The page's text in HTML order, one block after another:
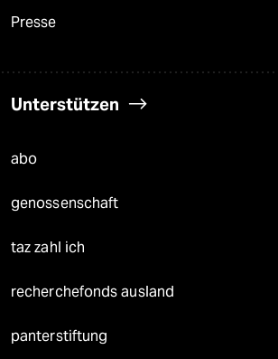
Presse
Unterstützen
abo
genossenschaft
taz zahl ich
recherchefonds ausland
panterstiftung